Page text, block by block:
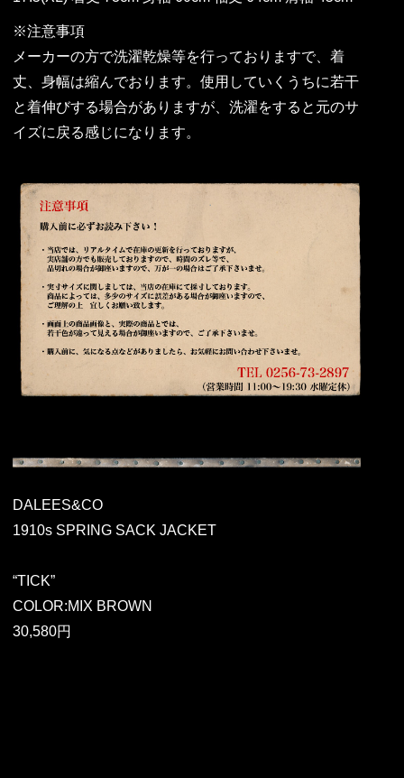
※注意事項
メーカーの方で洗濯乾燥等を行っておりますで、着
丈、身幅は縮んでおります。使用していくうちに若干
と着伸びする場合がありますが、洗濯をすると元のサ
イズに戻る感じになります。
DALEES&CO
1910s SPRING SACK JACKET
“TICK”
COLOR:MIX BROWN
30,580円